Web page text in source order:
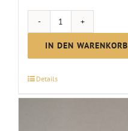
Probierpaket
"ausgezeichnet
genießen"
IN DEN WARENKORB
Details